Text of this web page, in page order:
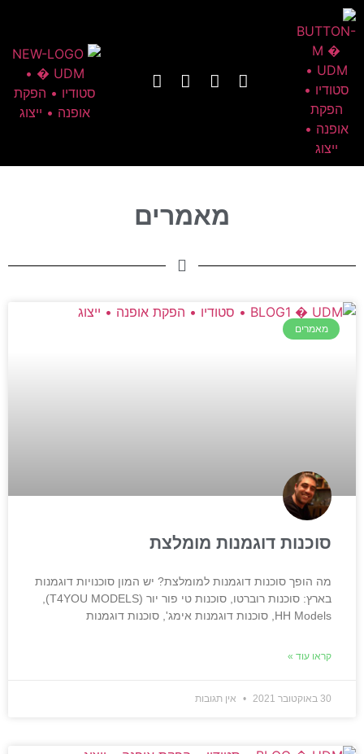
מאמרים
מאמרים
סוכנות דוגמנות מומלצת
מה הופך סוכנות דוגמנות למומלצת? יש המון סוכנויות דוגמנות
בארץ: סוכנות רוברטו, סוכנות טי פור יור (T4YOU MODELS),
HH Models, סוכנות דוגמנות אימג', סוכנות דוגמנות
קראו עוד »
30 באוקטובר 2021 אין תגובות